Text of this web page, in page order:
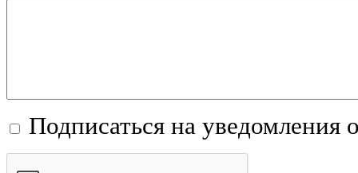
Подписаться на уведомления